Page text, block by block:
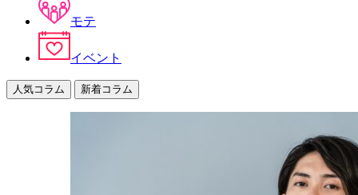
モテ
イベント
人気コラム 新着コラム